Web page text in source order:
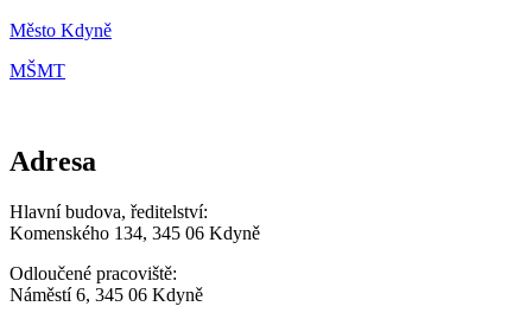
Město Kdyně
MŠMT
Adresa
Hlavní budova, ředitelství:
Komenského 134, 345 06 Kdyně
Odloučené pracoviště:
Náměstí 6, 345 06 Kdyně